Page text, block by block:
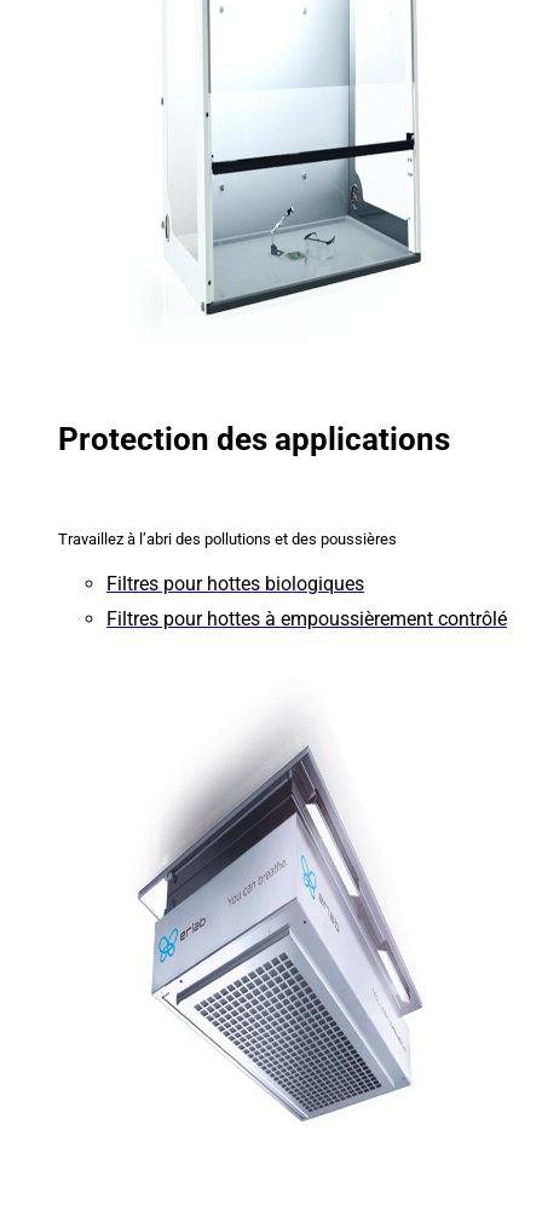
Protection des applications
Travaillez à l’abri des pollutions et des poussières
Filtres pour hottes biologiques
Filtres pour hottes à empoussièrement contrôlé